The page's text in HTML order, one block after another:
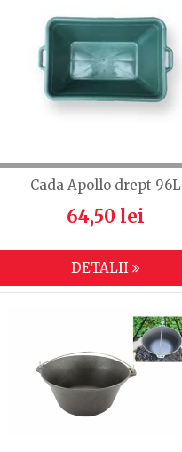
Cada Apollo drept 96L
64,50 lei
DETALII